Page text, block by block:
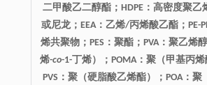
二甲酸乙二醇酯；HDPE：高密度聚乙
或尼龙；EEA：乙烯/丙烯酸乙酯；PE-
烯共聚物；PES：聚酯；PVA：聚乙烯
烯-co-1-丁烯）；POMA：聚（甲基丙
PVS：聚（硬脂酸乙烯酯）；POA：